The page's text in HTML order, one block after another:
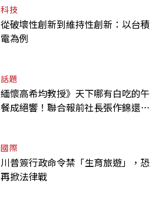
科技
從破壞性創新到維持性創新：以台積
電為例
話題
緬懷高希均教授》天下哪有白吃的午
餐成絕響！聯合報前社長張作錦還原
國際
川普簽行政命令禁「生育旅遊」，恐
再掀法律戰